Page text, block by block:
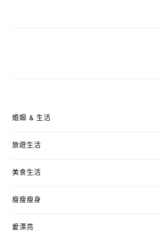
婚姻 & 生活
旅遊生活
美食生活
瘦瘦瘦身
愛漂亮